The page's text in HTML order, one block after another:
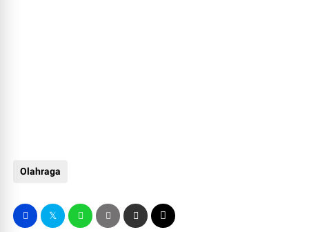
Olahraga